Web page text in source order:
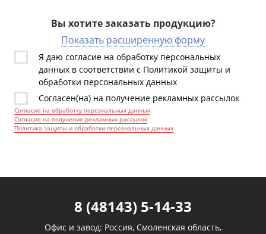
Вы хотите заказать продукцию?
Показать расширенную форму
Я даю согласие на обработку персональных
данных в соответствии с Политикой защиты и
обработки персональных данных
Согласен(на) на получение рекламных рассылок
Согласие на обработку персональных данных
Согласие на получение рекламных рассылок
Политика защиты и обработки персональных данных
8 (48143) 5-14-33
Офис и завод: Россия, Смоленская область,